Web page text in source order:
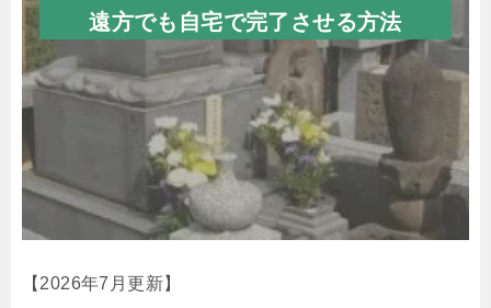
遠方でも自宅で完了させる方法
【2026年7月更新】